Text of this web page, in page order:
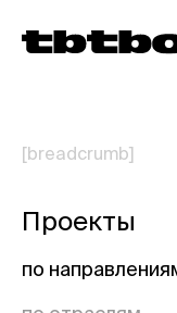
[breadcrumb]
Проекты
по